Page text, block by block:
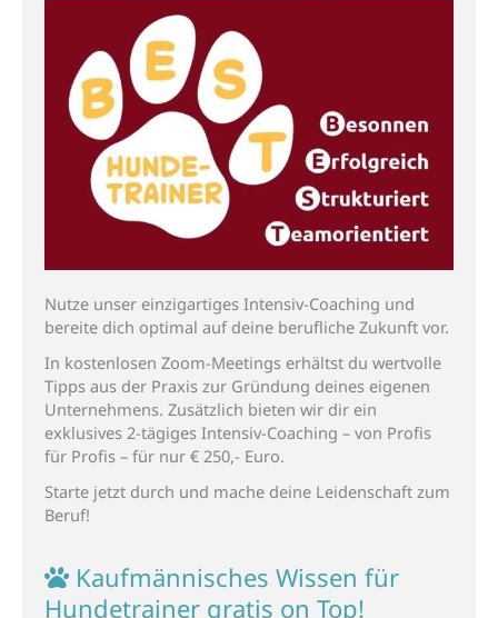
Nutze unser einzigartiges Intensiv-Coaching und
bereite dich optimal auf deine berufliche Zukunft vor.
In kostenlosen Zoom-Meetings erhältst du wertvolle
Tipps aus der Praxis zur Gründung deines eigenen
Unternehmens. Zusätzlich bieten wir dir ein
exklusives 2-tägiges Intensiv-Coaching – von Profis
für Profis – für nur € 250,- Euro.
Starte jetzt durch und mache deine Leidenschaft zum
Beruf!
Kaufmännisches Wissen für
Hunde­trainer gratis on Top!